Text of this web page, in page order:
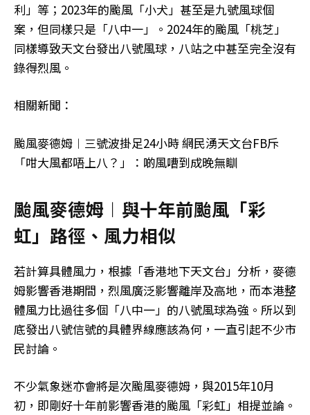
利」等；2023年的颱風「小犬」甚至是九號風球個
案，但同樣只是「八中一」。2024年的颱風「桃芝」
同樣導致天文台發出八號風球，八站之中甚至完全沒有
錄得烈風。
相關新聞：
颱風麥德姆︱三號波掛足24小時 網民湧天文台FB斥
「咁大風都唔上八？」：啲風嘈到成晚無瞓
颱風麥德姆︱與十年前颱風「彩
虹」路徑、風力相似
若計算具體風力，根據「香港地下天文台」分析，麥德
姆影響香港期間，烈風廣泛影響離岸及高地，而本港整
體風力比過往多個「八中一」的八號風球為強。所以到
底發出八號信號的具體界線應該為何，一直引起不少市
民討論。
不少氣象迷亦會將是次颱風麥德姆，與2015年10月
初，即剛好十年前影響香港的颱風「彩虹」相提並論。